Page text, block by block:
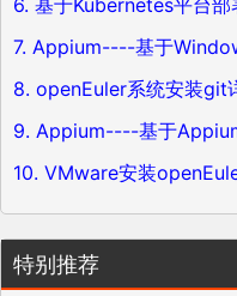
7. Appium----基于
8. openEuler系统安装git
9. Appium----基于
10. VMware安装
特别推荐